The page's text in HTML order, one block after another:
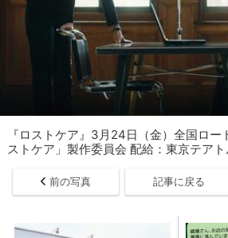
『ロストケア』3月24日（金）全国ロ
ストケア」製作委員会 配給：東京テア
前の写真 記事に戻る